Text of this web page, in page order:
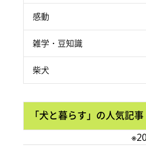
感動
雑学・豆知識
柴犬
「犬と暮らす」の人気記事